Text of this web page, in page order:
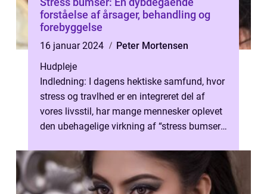
forståelse af årsager, behandling og
forebyggelse
16 januar 2024
Peter Mortensen
Hudpleje
Indledning: I dagens hektiske samfund, hvor
stress og travlhed er en integreret del af
vores livsstil, har mange mennesker oplevet
den ubehagelige virkning af “stress bumser”.